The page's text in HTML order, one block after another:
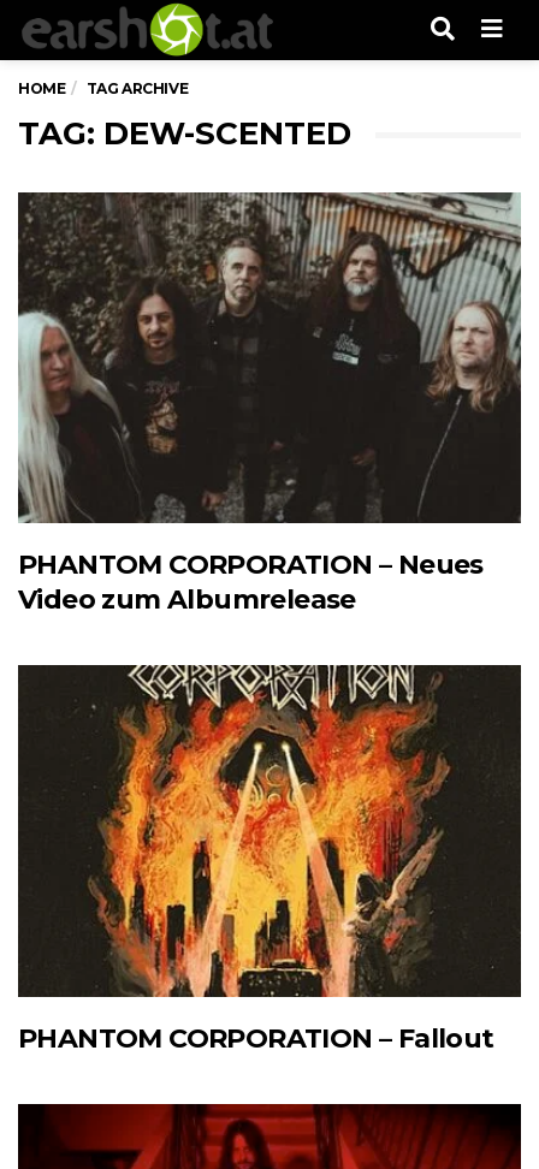
HOME TAG ARCHIVE
TAG: DEW-SCENTED
PHANTOM CORPORATION – Neues
Video zum Albumrelease
PHANTOM CORPORATION – Fallout